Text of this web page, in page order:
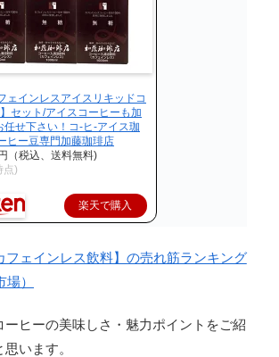
ェインレスアイスリキッドコ
セット/アイスコーヒーも加
任せ下さい！コ-ヒ-アイス珈
ヒー豆専門加藤珈琲店
（税込、送料無料)
点)
楽天で購入
フェインレス飲料】の売れ筋ランキング
）
ーヒーの美味しさ・魅力ポイントをご紹
います。